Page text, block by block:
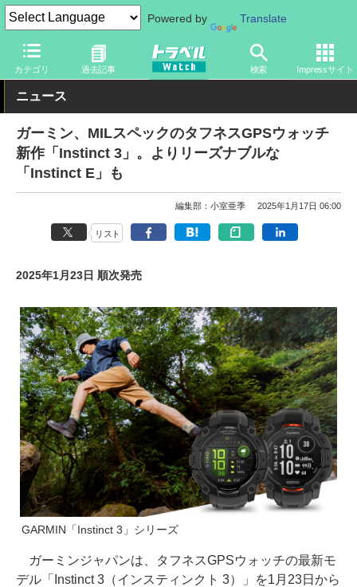
Powered by Translate
カテゴリ 過去記事 検索 Impressサイト
トラベル Watch 旅のアイテム 旅行グッズ 時計
ニュース
ガーミン、MILスペックのタフネスGPSウォッチ
新作「Instinct 3」。よりリーズナブルな
「Instinct E」も
編集部：小室亜季 2025年1月17日 06:00
リスト
2025年1月23日 順次発売
GARMIN「Instinct 3」シリーズ
ガーミンジャパンは、タフネスGPSウォッチの最新モ
デル「Instinct 3（インスティンクト 3）」を1月23日から